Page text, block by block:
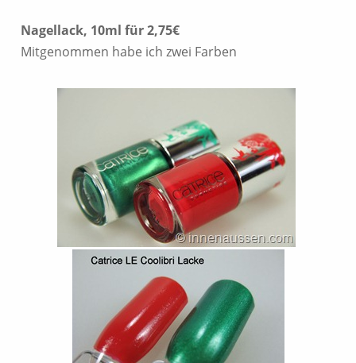
Nagellack, 10ml für 2,75€
Mitgenommen habe ich zwei Farben